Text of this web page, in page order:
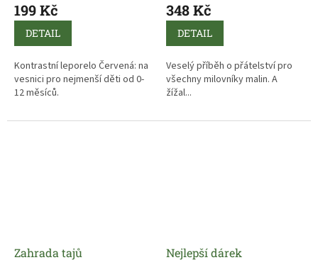
199 Kč
DETAIL
Kontrastní leporelo Červená: na
vesnici pro nejmenší děti od 0-
12 měsíců.
348 Kč
DETAIL
Veselý příběh o přátelství pro
všechny milovníky malin. A
žížal...
Zahrada tajů Nejlepší dárek